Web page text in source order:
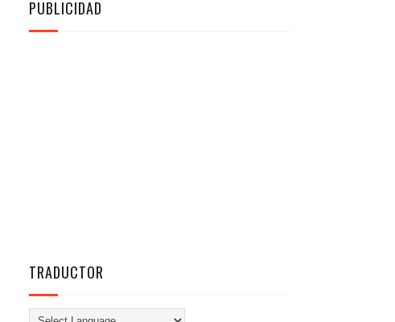
PUBLICIDAD
TRADUCTOR